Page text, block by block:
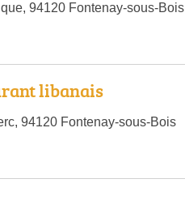
94120 Fontenay-sous-Bois
libanais
94120 Fontenay-sous-Bois